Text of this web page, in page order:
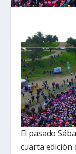
El pasado
cuarta edición